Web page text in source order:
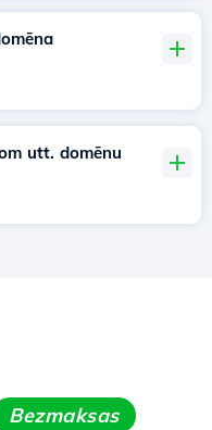
utt. domēnu
Bezmaksas